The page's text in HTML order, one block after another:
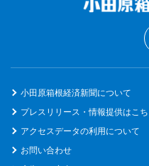
小田原箱根経済新聞について
プレスリリース・情報提供はこ
アクセスデータの利用について
お問い合わせ